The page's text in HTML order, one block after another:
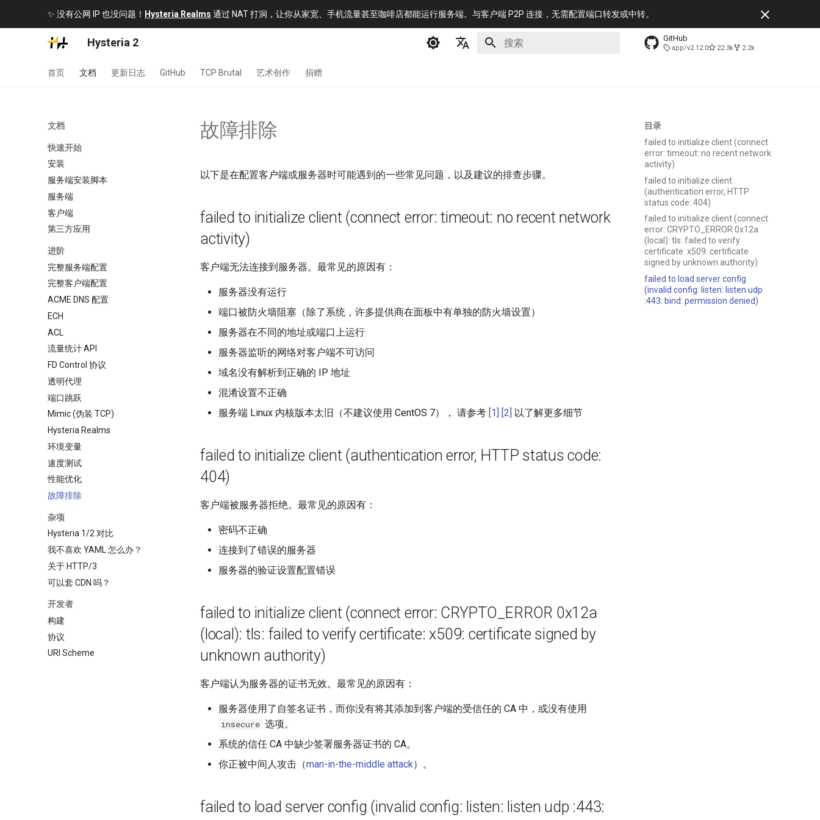
✨ 没有公网 IP 也没问题！ Hysteria Realms 通过 NAT 打洞，让你从家宽、手机流量甚至咖啡店都能运行服务端。与客户端 P2P 连接，无需配置端口转发或中转。
Hysteria 2 GitHub
app/v2.12.0 22.3k 2.2k
首页 文档 更新日志 GitHub TCP Brutal 艺术创作 捐赠
文档
快速开始
安装
服务端安装脚本
服务端
客户端
第三方应用
进阶
完整服务端配置
完整客户端配置
ACME DNS 配置
ECH
ACL
流量统计 API
FD Control 协议
透明代理
端口跳跃
Mimic (伪装 TCP)
Hysteria Realms
环境变量
速度测试
性能优化
故障排除
杂项
Hysteria 1/2 对比
我不喜欢 YAML 怎么办？
关于 HTTP/3
可以套 CDN 吗？
开发者
构建
协议
URI Scheme
目录
failed to initialize client (connect
error: timeout: no recent network
activity)
failed to initialize client
(authentication error, HTTP
status code: 404)
failed to initialize client (connect
error: CRYPTO_ERROR 0x12a
(local): tls: failed to verify
certificate: x509: certificate
signed by unknown authority)
failed to load server config
(invalid config: listen: listen udp
:443: bind: permission denied)
故障排除
以下是在配置客户端或服务器时可能遇到的一些常见问题，以及建议的排查步骤。
failed to initialize client (connect error: timeout: no recent network
activity)
客户端无法连接到服务器。最常见的原因有：
服务器没有运行
端口被防火墙阻塞（除了系统，许多提供商在面板中有单独的防火墙设置）
服务器在不同的地址或端口上运行
服务器监听的网络对客户端不可访问
域名没有解析到正确的 IP 地址
混淆设置不正确
服务端 Linux 内核版本太旧（不建议使用 CentOS 7）， 请参考 [1] [2] 以了解更多细节
failed to initialize client (authentication error, HTTP status code:
404)
客户端被服务器拒绝。最常见的原因有：
密码不正确
连接到了错误的服务器
服务器的验证设置配置错误
failed to initialize client (connect error: CRYPTO_ERROR 0x12a
(local): tls: failed to verify certificate: x509: certificate signed by
unknown authority)
客户端认为服务器的证书无效。最常见的原因有：
服务器使用了自签名证书，而你没有将其添加到客户端的受信任的 CA 中，或没有使用
insecure 选项。
系统的信任 CA 中缺少签署服务器证书的 CA。
你正被中间人攻击（man-in-the-middle attack）。
failed to load server config (invalid config: listen: listen udp :443: